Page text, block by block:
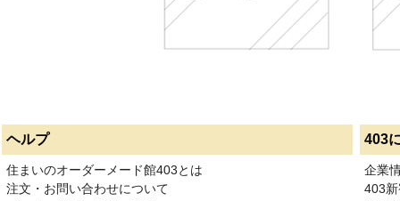
ヘルプ 403
住まいのオーダーメード館403とは
注文・お問い合わせについて
企業
403